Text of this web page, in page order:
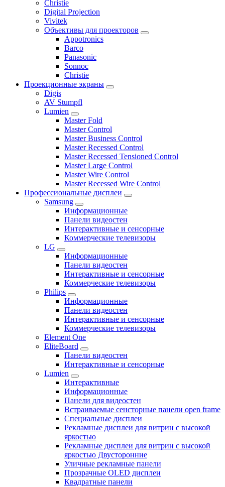
Christie
Digital Projection
Vivitek
Объективы для проекторов
Appotronics
Barco
Panasonic
Sonnoc
Сhristie
Проекционные экраны
Digis
AV Stumpfl
Lumien
Master Fold
Master Control
Master Business Control
Master Recessed Control
Master Recessed Tensioned Control
Master Large Control
Master Wire Control
Master Recessed Wire Control
Профессиональные дисплеи
Samsung
Информационные
Панели видеостен
Интерактивные и сенсорные
Коммерческие телевизоры
LG
Информационные
Панели видеостен
Интерактивные и сенсорные
Коммерческие телевизоры
Philips
Информационные
Панели видеостен
Интерактивные и сенсорные
Коммерческие телевизоры
Element One
EliteBoard
Панели видеостен
Интерактивные и сенсорные
Lumien
Интерактивные
Информационные
Панели для видеостен
Встраиваемые сенсторные панели open frame
Специальные дисплеи
Рекламные дисплеи для витрин с высокой
яркостью
Рекламные дисплеи для витрин с высокой
яркостью Двусторонние
Уличные рекламные панели
Прозрачные OLED дисплеи
Квадратные панели